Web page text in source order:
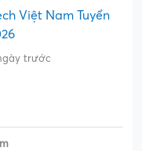
Việt Nam Tuyển
trước